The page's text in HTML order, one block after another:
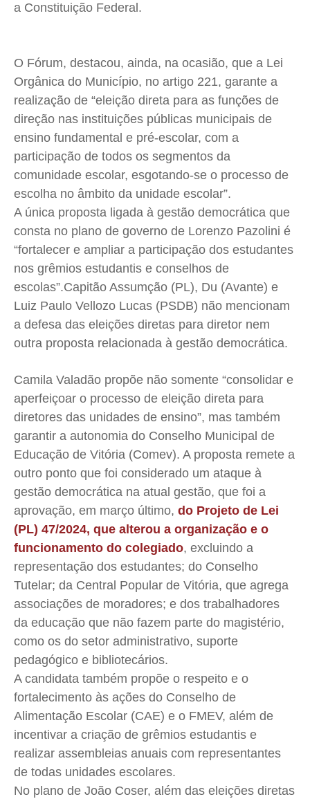
Privacidade
Privacidade
Privacidade
Privacidade
a Constituição Federal .
O Fórum, destacou, ainda, na ocasião, que a Lei
Orgânica do Município, no artigo 221, garante a
realização de “eleição direta para as funções de
direção nas instituições públicas municipais de
ensino fundamental e pré-escolar, com a
participação de todos os segmentos da
comunidade escolar, esgotando-se o processo de
escolha no âmbito da unidade escolar”.
A única proposta ligada à gestão democrática que
consta no plano de governo de Lorenzo Pazolini é
“fortalecer e ampliar a participação dos estudantes
nos grêmios estudantis e conselhos de
escolas”.Capitão Assumção (PL), Du (Avante) e
Luiz Paulo Vellozo Lucas (PSDB) não mencionam
a defesa das eleições diretas para diretor nem
outra proposta relacionada à gestão democrática.
Camila Valadão propõe não somente “consolidar e
aperfeiçoar o processo de eleição direta para
diretores das unidades de ensino”, mas também
garantir a autonomia do Conselho Municipal de
Educação de Vitória (Comev). A proposta remete a
outro ponto que foi considerado um ataque à
gestão democrática na atual gestão, que foi a
aprovação, em março último, do Projeto de Lei
(PL) 47/2024, que alterou a organização e o
funcionamento do colegiado, excluindo a
representação dos estudantes; do Conselho
Tutelar; da Central Popular de Vitória, que agrega
associações de moradores; e dos trabalhadores
da educação que não fazem parte do magistério,
como os do setor administrativo, suporte
pedagógico e bibliotecários.
A candidata também propõe o respeito e o
fortalecimento às ações do Conselho de
Alimentação Escolar (CAE) e o FMEV, além de
incentivar a criação de grêmios estudantis e
realizar assembleias anuais com representantes
de todas unidades escolares.
No plano de João Coser, além das eleições diretas